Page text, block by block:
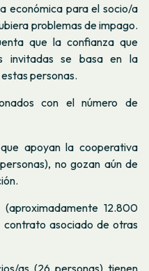
económica para el socio/a
problemas de impago.
que la confianza que
invitadas se basa en la
personas.
con el número de
apoyan la cooperativa
no gozan aún de
12.800
contrato asociado de otras